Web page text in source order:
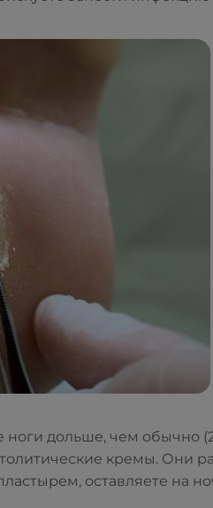
ноги дольше, чем обычно
кремы. Они
оставляете на